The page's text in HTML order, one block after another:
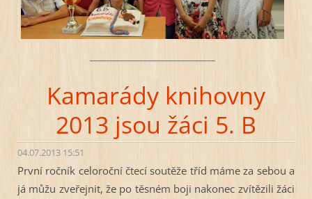
Kamarády knihovny
2013 jsou žáci 5. B
04.07.2013 15:51
První ročník celoroční čtecí soutěže tříd máme za sebou a
já můžu zveřejnit, že po těsném boji nakonec zvítězili žáci